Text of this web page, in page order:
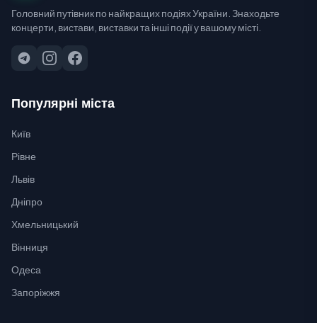
Головний путівник по найкращих подіях України. Знаходьте
концерти, вистави, виставки та інші події у вашому місті.
Популярні міста
Київ
Рівне
Львів
Дніпро
Хмельницький
Вінниця
Одеса
Запоріжжя